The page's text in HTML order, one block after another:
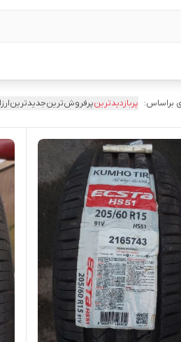
براساس: پربازدیدترینپرفروش‌ترینجدیدترین